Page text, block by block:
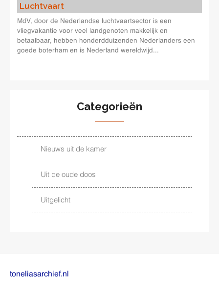
Luchtvaart
MdV, door de Nederlandse luchtvaartsector is een
vliegvakantie voor veel landgenoten makkelijk en
betaalbaar, hebben honderdduizenden Nederlanders een
goede boterham en is Nederland wereldwijd...
Categorieën
Nieuws uit de kamer
Uit de oude doos
Uitgelicht
toneliasarchief.nl